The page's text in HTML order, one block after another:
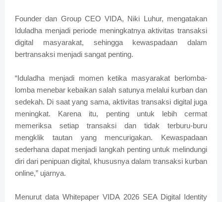
Founder dan Group CEO VIDA, Niki Luhur, mengatakan
Iduladha menjadi periode meningkatnya aktivitas transaksi
digital masyarakat, sehingga kewaspadaan dalam
bertransaksi menjadi sangat penting.
“Iduladha menjadi momen ketika masyarakat berlomba-
lomba menebar kebaikan salah satunya melalui kurban dan
sedekah. Di saat yang sama, aktivitas transaksi digital juga
meningkat. Karena itu, penting untuk lebih cermat
memeriksa setiap transaksi dan tidak terburu-buru
mengklik tautan yang mencurigakan. Kewaspadaan
sederhana dapat menjadi langkah penting untuk melindungi
diri dari penipuan digital, khususnya dalam transaksi kurban
online,” ujarnya.
Menurut data Whitepaper VIDA 2026 SEA Digital Identity